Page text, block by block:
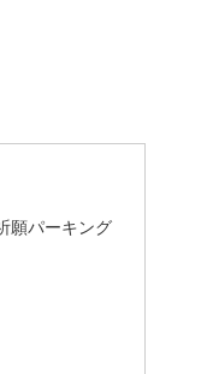
願パーキング